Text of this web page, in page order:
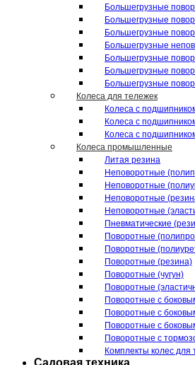
Большегрузные
Большегрузные
Большегрузные
Большегрузные
Большегрузные
Большегрузные
Большегрузные
Колеса для тележек
Колеса с
Колеса с
Колеса с
Колеса промышленные
Литая резина
Неповоротные
Неповоротные
Неповоротные
Неповоротные
Пневматические
Поворотные
Поворотные
Поворотные (резина)
Поворотные (чугун)
Поворотные
Поворотные c
Поворотные c
Поворотные c
Поворотные c
Комплекты колес
Садовая техника